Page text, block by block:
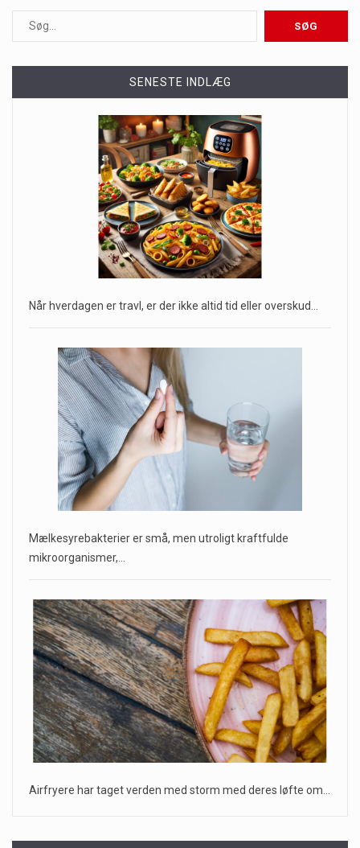
SENESTE INDLÆG
Når hverdagen er travl, er der ikke altid tid eller overskud…
Mælkesyrebakterier er små, men utroligt kraftfulde
mikroorganismer,…
Airfryere har taget verden med storm med deres løfte om…